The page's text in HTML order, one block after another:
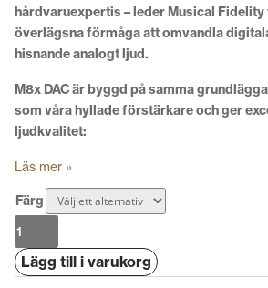
hårdvaruexpertis – leder Musical Fidelity
överlägsna förmåga att omvandla
hisnande analogt ljud.
M8x DAC är byggd på samma
som våra hyllade förstärkare och ger
ljudkvalitet:
Läs mer »
Färg
Musical
Fidelity
M8X
Lägg till i varukorg